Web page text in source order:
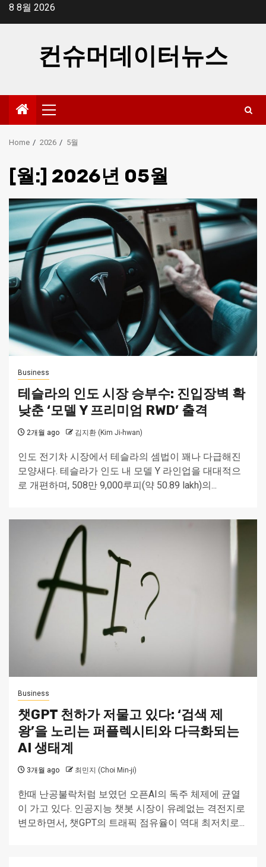
Skip8 8월 2026
컨슈머데이터뉴스
Primary
Menu
Home 2026 5월
[월:] 2026년 05월
Business
테슬라의 인도 시장 승부수: 진입장벽 확
낮춘 ‘모델 Y 프리미엄 RWD’ 출격
2개월 ago 김지환 (Kim Ji-hwan)
인도 전기차 시장에서 테슬라의 셈법이 꽤나 다급해진
모양새다. 테슬라가 인도 내 모델 Y 라인업을 대대적으
로 개편하며, 508만 9,000루피(약 50.89 lakh)의...
Business
챗GPT 천하가 저물고 있다: ‘검색 제
왕’을 노리는 퍼플렉시티와 다극화되는
AI 생태계
3개월 ago 최민지 (Choi Min-ji)
한때 난공불락처럼 보였던 오픈AI의 독주 체제에 균열
이 가고 있다. 인공지능 챗봇 시장이 유례없는 격전지로
변모하면서, 챗GPT의 트래픽 점유율이 역대 최저치로...